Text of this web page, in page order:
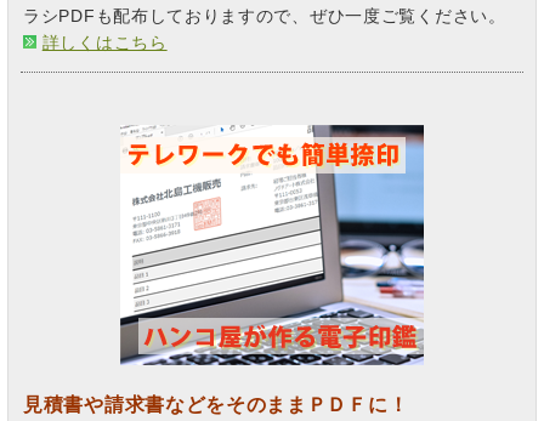
ラシPDFも配布しておりますので、ぜひ一度ご覧ください。
詳しくはこちら
見積書や請求書などをそのままＰＤＦに！